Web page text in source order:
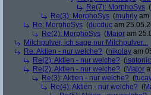
Re(7): MorphoSys (
Re(3): MorphoSys (muhrly am
Re: MorphoSys (ducduc am
Re(2): MorphoSys (Major am
Milchpulver, ich sage nur Milchpulver...
Re: Aktien - nur welche? (nikolay am
Re(2): Aktien - nur welche? (isotonic
Re(2): Aktien - nur welche? (Major
Re(3): Aktien - nur welche? (
Re(4): Aktien - nur welche? (